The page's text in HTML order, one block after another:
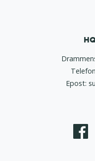
Epost: